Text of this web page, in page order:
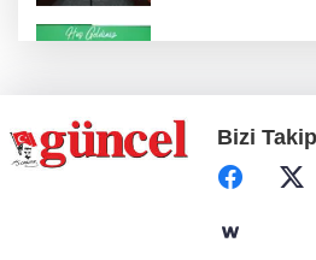
Koruma altındaki
Bizi